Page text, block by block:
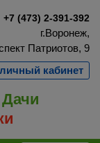
+7 (473) 2-391-392
г.Воронеж,
Патриотов, 9
кабинет